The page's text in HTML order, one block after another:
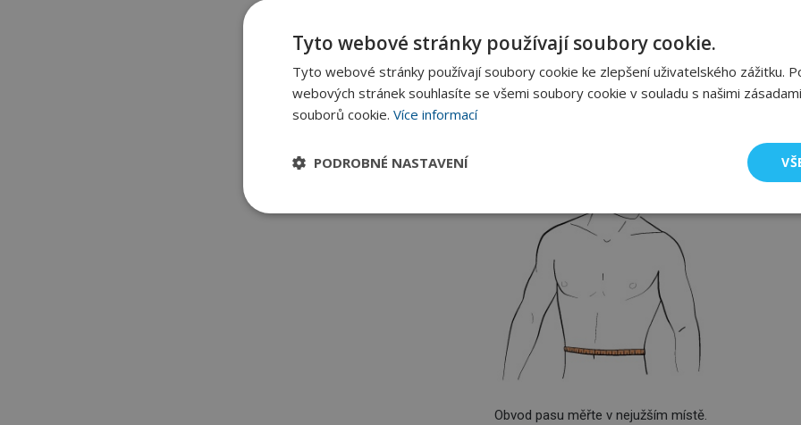
152 57
Obvod pasu měřte v nejužším místě.
Tyto webové stránky používají soubory cookie.
Tyto webové stránky používají soubory cookie ke zlepšení uživatelského zážitku.
webových stránek souhlasíte se všemi soubory cookie v souladu s našimi
souborů cookie. Více informací
PODROBNÉ NASTAVENÍ